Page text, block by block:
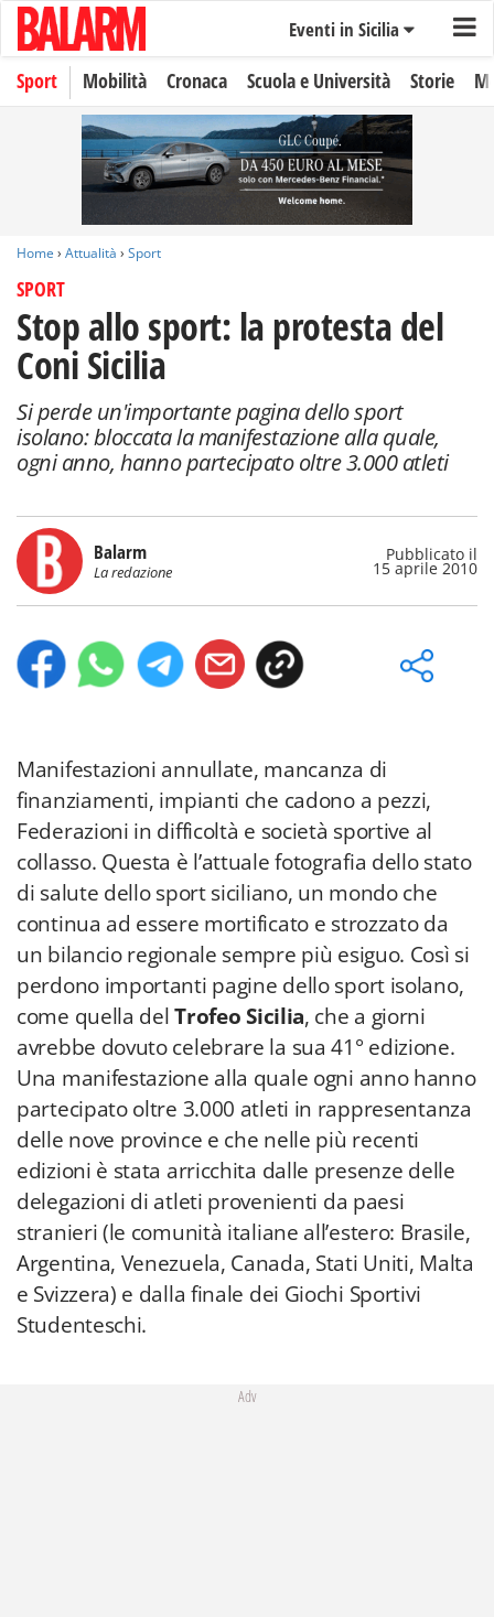
Eventi in Sicilia
Sport Mobilità Cronaca Scuola e Università Storie
Home › Attualità › Sport
SPORT
Stop allo sport: la protesta del
Coni Sicilia
Si perde un'importante pagina dello sport
isolano: bloccata la manifestazione alla quale,
ogni anno, hanno partecipato oltre 3.000 atleti
Balarm
La redazione
Pubblicato il
15 aprile 2010
Manifestazioni annullate, mancanza di
finanziamenti, impianti che cadono a pezzi,
Federazioni in difficoltà e società sportive al
collasso. Questa è l’attuale fotografia dello stato
di salute dello sport siciliano, un mondo che
continua ad essere mortificato e strozzato da
un bilancio regionale sempre più esiguo. Così si
perdono importanti pagine dello sport isolano,
come quella delTrofeo Sicilia, che a giorni
avrebbe dovuto celebrare la sua 41° edizione.
Una manifestazione alla quale ogni anno hanno
partecipato oltre 3.000 atleti in rappresentanza
delle nove province e che nelle più recenti
edizioni è stata arricchita dalle presenze delle
delegazioni di atleti provenienti da paesi
stranieri (le comunità italiane all’estero: Brasile,
Argentina, Venezuela, Canada, Stati Uniti, Malta
e Svizzera) e dalla finale dei Giochi Sportivi
Studenteschi.
Adv